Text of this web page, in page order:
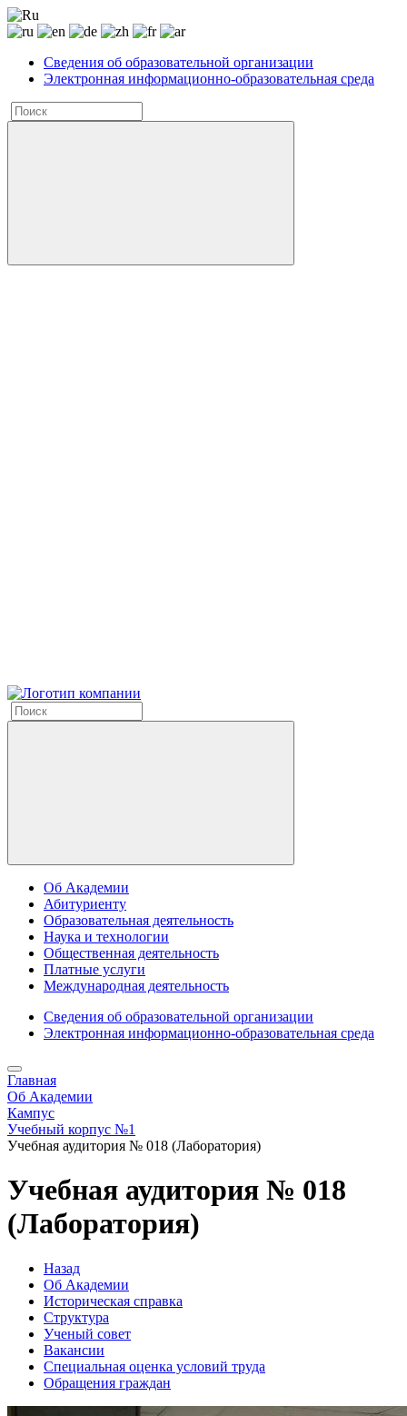
Сведения об образовательной организации
Электронная информационно-образовательная среда
Об Академии
Абитуриенту
Образовательная деятельность
Наука и технологии
Общественная деятельность
Платные услуги
Международная деятельность
Сведения об образовательной организации
Электронная информационно-образовательная среда
Главная
Об Академии
Кампус
Учебный корпус №1
Учебная аудитория № 018 (Лаборатория)
Учебная аудитория № 018
(Лаборатория)
Назад
Об Академии
Историческая справка
Структура
Ученый совет
Вакансии
Специальная оценка условий труда
Обращения граждан